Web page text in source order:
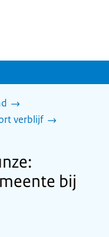
verblijf
bij